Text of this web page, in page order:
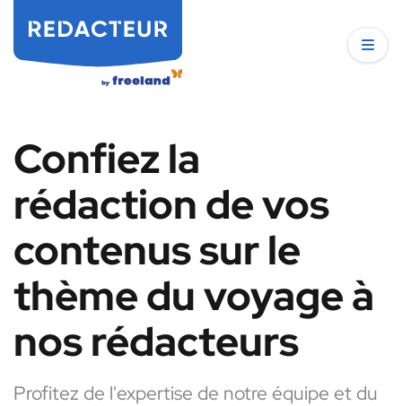
Confiez la
rédaction de vos
contenus sur le
thème du voyage à
nos rédacteurs
Profitez de l'expertise de notre équipe et du